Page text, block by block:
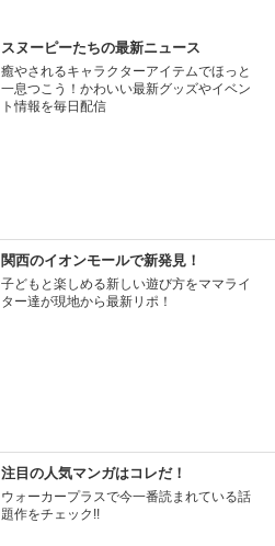
スヌーピーたちの最新ニュース
癒やされるキャラクターアイテムでほっと
一息つこう！かわいい最新グッズやイベン
ト情報を毎日配信
関西のイオンモールで新発見！
子どもと楽しめる新しい遊び方をママライ
ター達が現地から最新リポ！
注目の人気マンガはコレだ！
ウォーカープラスで今一番読まれている話
題作をチェック!!